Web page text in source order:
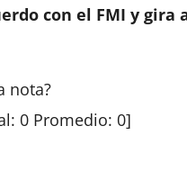
con el FMI y gira
nota?
: 0 Promedio: 0]